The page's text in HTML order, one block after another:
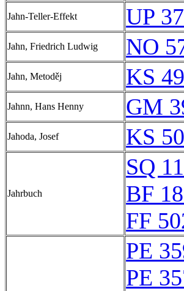
Jahn-Teller-Effekt UP
Jahn, Friedrich Ludwig NO
Jahn, Metoděj KS
Jahnn, Hans Henny GM
Jahoda, Josef KS
Jahrbuch
SQ
BF
FF
PE
PE